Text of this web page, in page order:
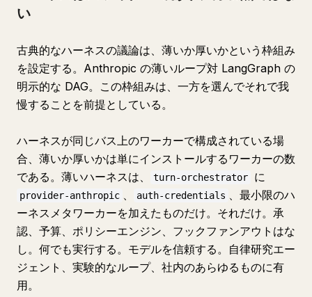
い
古典的なハーネスの議論は、薄いか厚いかという枠組み
を設定する。Anthropic の薄いループ対 LangGraph の
明示的な DAG。この枠組みは、一方を選んでそれで我
慢することを前提としている。
ハーネスが同じバス上のワーカーで構成されている場
合、薄いか厚いかは単にインストールするワーカーの数
である。薄いハーネスは、
turn-orchestrator に
provider-anthropic 、 auth-credentials 、最小限のハ
ーネスメタワーカーを加えたものだけ。それだけ。承
認、予算、ポリシーエンジン、フックファンアウトはな
し。何でも実行する。モデルを信頼する。自律研究エー
ジェント、実験的なループ、社内のあらゆるものに有
用。